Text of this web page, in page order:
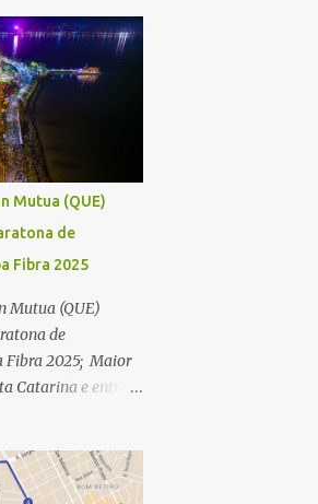
Mutua (QUE)
de
Fibra 2025
Mutua (QUE)
de
Fibra 2025; Maior
Catarina e entre
Filmes/Maratona
de agosto de